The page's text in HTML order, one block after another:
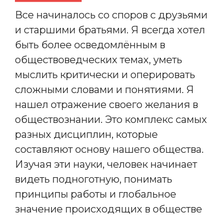
Все начиналось со споров с друзьями
и старшими братьями. Я всегда хотел
быть более осведомлённым в
обществоведческих темах, уметь
мыслить критически и оперировать
сложными словами и понятиями. Я
нашел отражение своего желания в
обществознании. Это комплекс самых
разных дисциплин, которые
составляют основу нашего общества.
Изучая эти науки, человек начинает
видеть подноготную, понимать
принципы работы и глобальное
значение происходящих в обществе